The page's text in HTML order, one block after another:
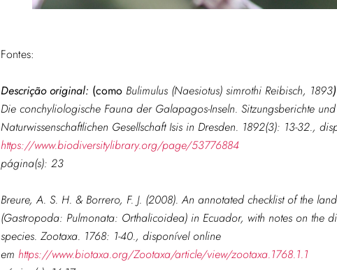
Fontes:
Descrição original: (como Bulimulus (Naesiotus) simrothi Reibisch, 1893)
Die conchyliologische Fauna der Galapagos-Inseln. Sitzungsberichte
Naturwissenschaftlichen Gesellschaft Isis in Dresden. 1892(3): 13-32.,
https://www.biodiversitylibrary.org/page/53776884
página(s): 23
Breure, A. S. H. & Borrero, F. J. (2008). An annotated checklist of the
(Gastropoda: Pulmonata: Orthalicoidea) in Ecuador, with notes on the
species. Zootaxa. 1768: 1-40., disponível online
em https://www.biotaxa.org/Zootaxa/article/view/zootaxa.1768.1.1